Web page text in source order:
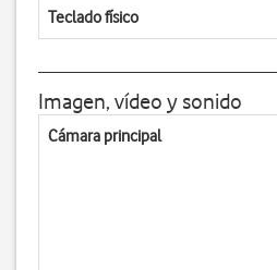
Teclado físico
Imagen, vídeo y sonido
Cámara principal